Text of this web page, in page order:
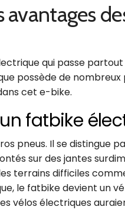
avantages
qui passe
possède de
cet e-bike.
fatbike
pneus. Il se distingue
sur des jantes
terrains difficiles
le fatbike devient un
vélos électriques